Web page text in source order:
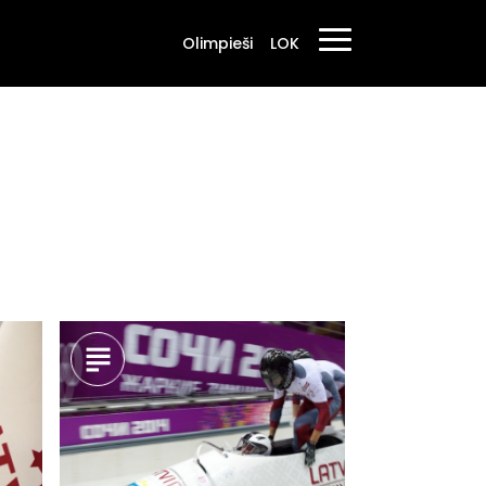
Olimpieši LOK